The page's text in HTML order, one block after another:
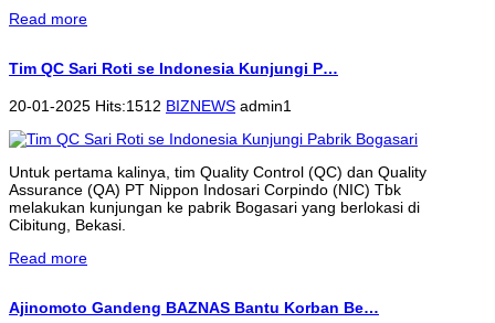
Read more
Tim QC Sari Roti se Indonesia Kunjungi P…
20-01-2025 Hits:1512 BIZNEWS admin1
Untuk pertama kalinya, tim Quality Control (QC) dan Quality
Assurance (QA) PT Nippon Indosari Corpindo (NIC) Tbk
melakukan kunjungan ke pabrik Bogasari yang berlokasi di
Cibitung, Bekasi.
Read more
Ajinomoto Gandeng BAZNAS Bantu Korban Be…